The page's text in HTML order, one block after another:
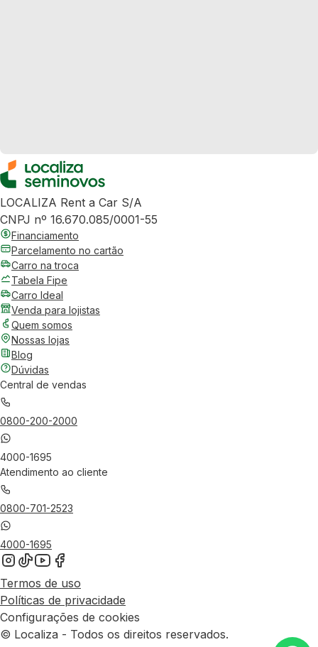
LOCALIZA Rent a Car S/A
CNPJ nº 16.670.085/0001-55
Financiamento
Parcelamento no cartão
Carro na troca
Tabela Fipe
Carro Ideal
Venda para lojistas
Quem somos
Nossas lojas
Blog
Dúvidas
Central de vendas
0800-200-2000
4000-1695
Atendimento ao cliente
0800-701-2523
4000-1695
Termos de uso
Políticas de privacidade
Configurações de cookies
© Localiza - Todos os direitos reservados.